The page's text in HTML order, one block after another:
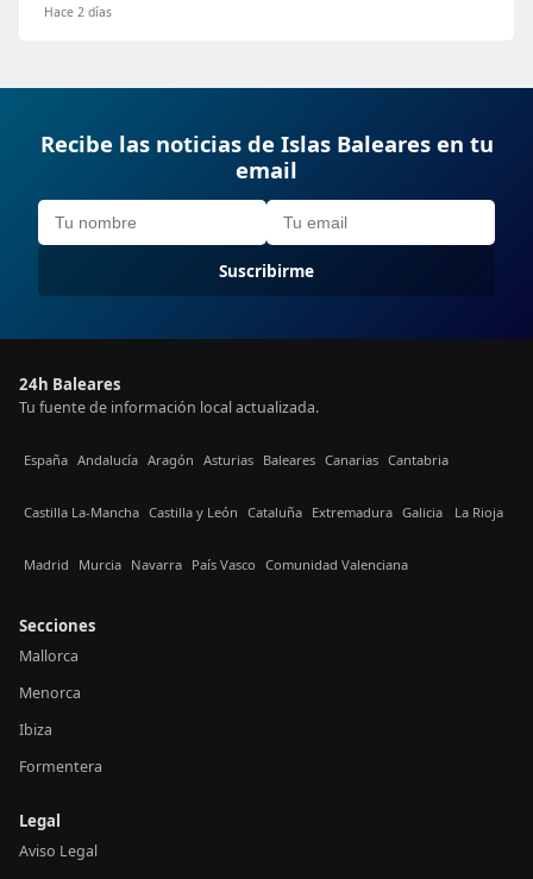
Hace 2 días
Recibe las noticias de Islas Baleares en tu
email
Suscribirme
24h Baleares
Tu fuente de información local actualizada.
España Andalucía Aragón Asturias Baleares Canarias Cantabria
Castilla La-Mancha Castilla y León Cataluña Extremadura Galicia La Rioja
Madrid Murcia Navarra País Vasco Comunidad Valenciana
Secciones
Mallorca
Menorca
Ibiza
Formentera
Legal
Aviso Legal